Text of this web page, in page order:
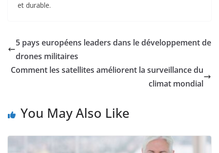
et durable.
5 pays européens leaders dans le développement de
drones militaires
Comment les satellites améliorent la surveillance du
climat mondial
You May Also Like